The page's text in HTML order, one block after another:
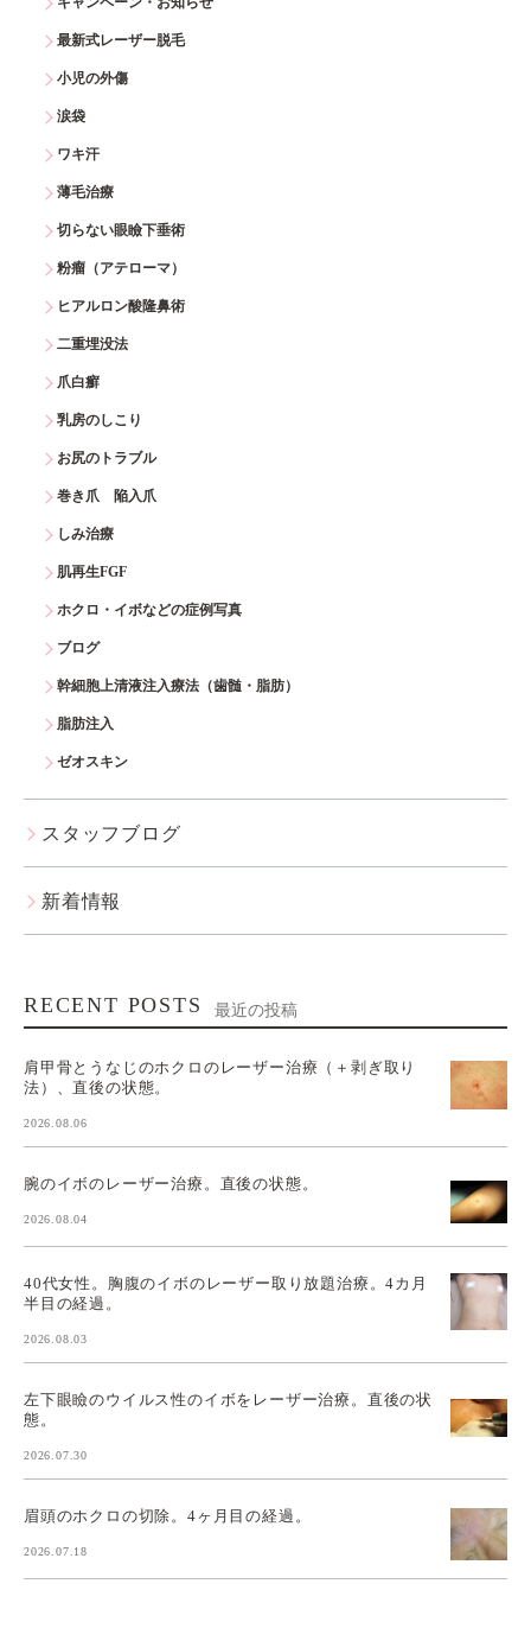
最新式レーザー脱毛
小児の外傷
涙袋
ワキ汗
薄毛治療
切らない眼瞼下垂術
粉瘤（アテローマ）
ヒアルロン酸隆鼻術
二重埋没法
爪白癬
乳房のしこり
お尻のトラブル
巻き爪 陥入爪
しみ治療
肌再生FGF
ホクロ・イボなどの症例写真
ブログ
幹細胞上清液注入療法（歯髄・脂肪）
脂肪注入
ゼオスキン
スタッフブログ
新着情報
RECENT POSTS 最近の投稿
肩甲骨とうなじのホクロのレーザー治療（＋剥ぎ取り
法）、直後の状態。
2026.08.06
腕のイボのレーザー治療。直後の状態。
2026.08.04
40代女性。胸腹のイボのレーザー取り放題治療。4カ月
半目の経過。
2026.08.03
左下眼瞼のウイルス性のイボをレーザー治療。直後の状
態。
2026.07.30
眉頭のホクロの切除。4ヶ月目の経過。
2026.07.18